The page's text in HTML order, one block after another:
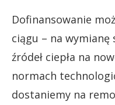
Dofinansowanie
ciągu – na
źródeł ciepła na
normach
dostaniemy na